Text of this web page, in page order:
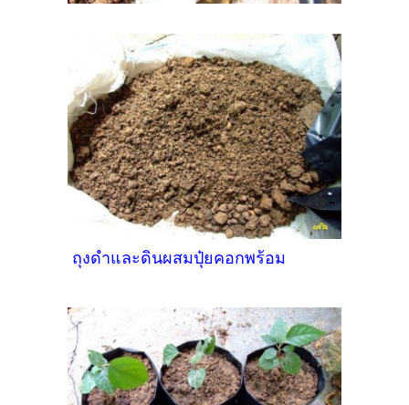
ถุงดำและดินผสมปุ๋ยคอกพร้อม